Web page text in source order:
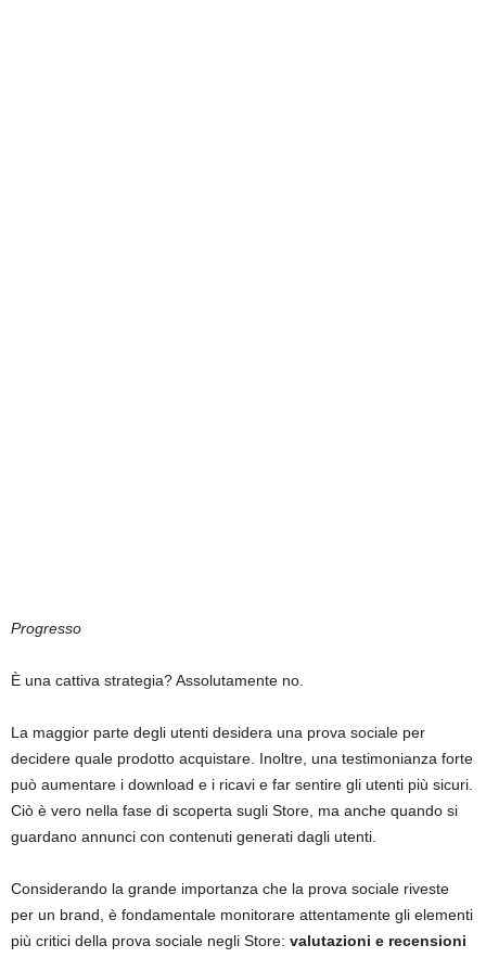
Progresso
È una cattiva strategia? Assolutamente no.
La maggior parte degli utenti desidera una prova sociale per
decidere quale prodotto acquistare. Inoltre, una testimonianza forte
può aumentare i download e i ricavi e far sentire gli utenti più sicuri.
Ciò è vero nella fase di scoperta sugli Store, ma anche quando si
guardano annunci con contenuti generati dagli utenti.
Considerando la grande importanza che la prova sociale riveste
per un brand, è fondamentale monitorare attentamente gli elementi
più critici della prova sociale negli Store: valutazioni e recensioni